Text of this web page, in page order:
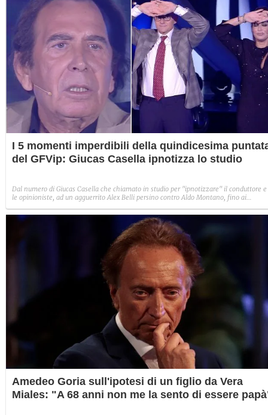
I 5 momenti imperdibili della quindicesima
del GFVip: Giucas Casella ipnotizza lo studio
Dal numero di Giucas Casella che chiamato in studio per "ipnotizzare" il conduttore e
le opinioniste, ad un agguerrito Alex Belli persino contro Aldo Montano, fino ai
ferite del suo passato. Sophie ha incontrato il suo papà nella casa e tanto altro nella
puntata di lunedì 2 novembre del GFVip.
Amedeo Goria sull'ipotesi di un figlio da Vera
Miales: "A 68 anni non me la sento di essere